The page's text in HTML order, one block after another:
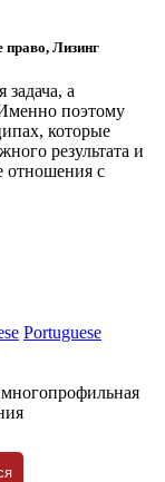
Лизинг
а
поэтому
которые
результата и
отношения с
Portuguese